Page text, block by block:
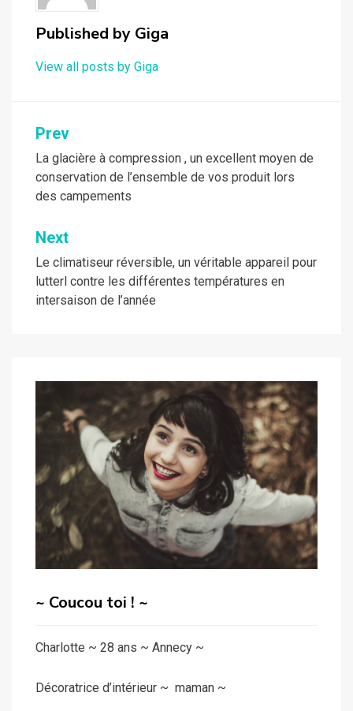
Published by Giga
View all posts by Giga
Navigation
de
l’article
Prev
La glacière à compression , un excellent moyen de
conservation de l’ensemble de vos produit lors
des campements
Next
Le climatiseur réversible, un véritable appareil pour
lutterl contre les différentes températures en
intersaison de l’année
~ Coucou toi ! ~
Charlotte ~ 28 ans ~ Annecy ~
Décoratrice d’intérieur ~ maman ~